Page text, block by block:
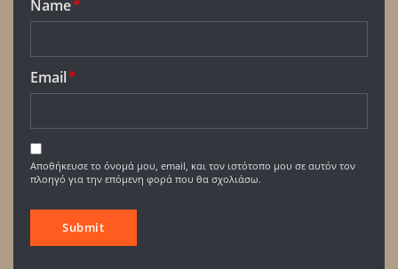
Name*
Email*
Αποθήκευσε το όνομά μου, email, και τον ιστότοπο μου σε αυτόν τον
πλοηγό για την επόμενη φορά που θα σχολιάσω.